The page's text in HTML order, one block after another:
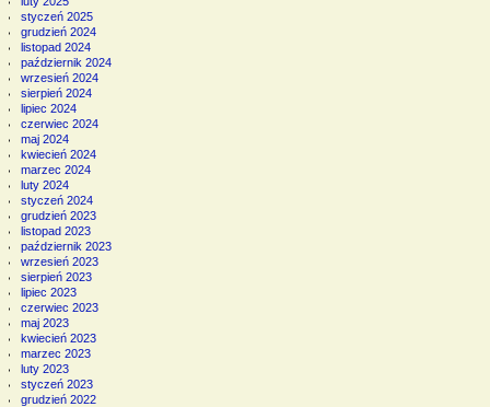
styczeń 2025
grudzień 2024
listopad 2024
październik 2024
wrzesień 2024
sierpień 2024
lipiec 2024
czerwiec 2024
maj 2024
kwiecień 2024
marzec 2024
luty 2024
styczeń 2024
grudzień 2023
listopad 2023
październik 2023
wrzesień 2023
sierpień 2023
lipiec 2023
czerwiec 2023
maj 2023
kwiecień 2023
marzec 2023
luty 2023
styczeń 2023
grudzień 2022